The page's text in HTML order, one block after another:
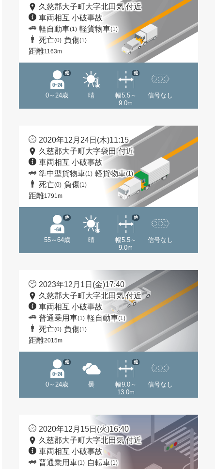
久慈郡大子町大字北田気 付近
車両相互 小破事故
軽自動車(1) 軽貨物車(1)
死亡(0) 負傷(1)
距離1163m
0～24歳
他
晴
幅5.5～
9.0m
他
信号なし
2020年12月24日(木)11:15
久慈郡大子町大字袋田 付近
車両相互 小破事故
準中型貨物車(1) 軽貨物車(1)
死亡(0) 負傷(1)
距離1791m
55～64歳
他
晴
幅5.5～
9.0m
他
信号なし
2023年12月1日(金)17:40
久慈郡大子町大字北田気 付近
車両相互 小破事故
普通乗用車(1) 軽自動車(1)
死亡(0) 負傷(1)
距離2015m
0～24歳
他
曇
幅9.0～
13.0m
他
信号なし
2020年12月15日(火)16:40
久慈郡大子町大字北田気 付近
車両相互 小破事故
普通乗用車(1) 自転車(1)